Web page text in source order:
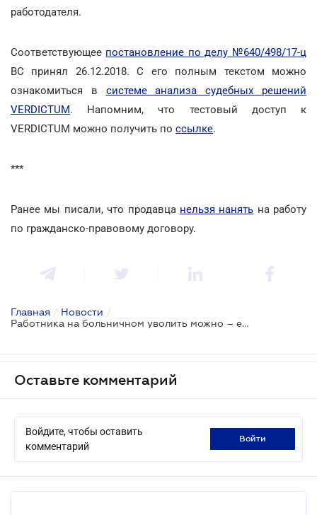
работодателя.
Соответствующее постановление по делу №640/498/17-ц
ВС принял 26.12.2018. С его полным текстом можно
ознакомиться в системе анализа судебных решений
VERDICTUM. Напомним, что тестовый доступ к
VERDICTUM можно получить по ссылке.
***
Ранее мы писали, что продавца нельзя нанять на работу
по гражданско-правовому договору.
Главная / Новости /
Работника на больничном уволить можно – если истек срок трудового договора
Оставьте комментарий
Войдите, чтобы оставить
комментарий
войти